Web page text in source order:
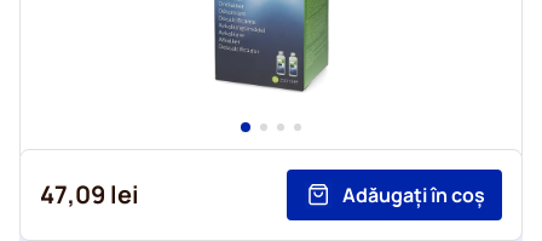
47,09 lei Adăugați în coș